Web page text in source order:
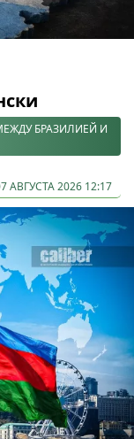
БРАЗИЛИЕЙ И
АВГУСТА 2026 12:17